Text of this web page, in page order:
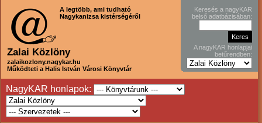
A legtöbb, ami tudható
Nagykanizsa kistérségéről
Zalai Közlöny
zalaikozlony.nagykar.hu
Működteti a Halis István Városi Könyvtár
Keresés a nagyKAR
belső adatbázisában:
A nagyKAR honlapjai
betűrendben:
NagyKAR honlapok: